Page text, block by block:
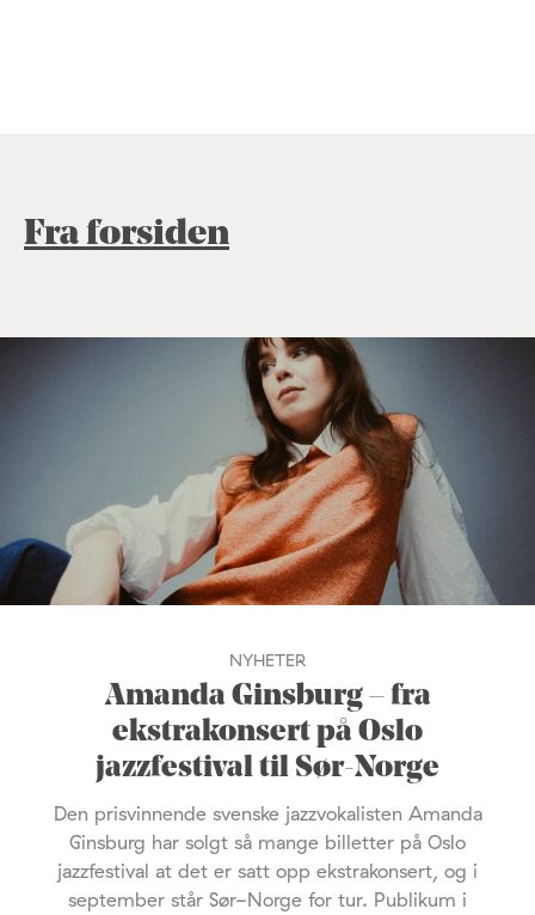
Fra forsiden
NYHETER
Amanda Ginsburg – fra
ekstrakonsert på Oslo
jazzfestival til Sør-Norge
Den prisvinnende svenske jazzvokalisten Amanda
Ginsburg har solgt så mange billetter på Oslo
jazzfestival at det er satt opp ekstrakonsert, og i
september står Sør-Norge for tur. Publikum i